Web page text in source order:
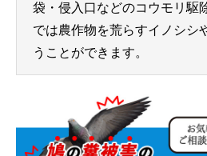
袋・侵入口などのコウモリ駆
では農作物を荒らすイノシシ
うことができます。